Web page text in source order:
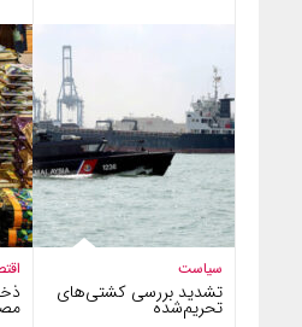
سیاست
تشدید بررسی کشتی‌های
تحریم‌شده